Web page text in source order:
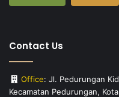
Contact Us
Office: Jl. Pedurungan
Kecamatan Pedurungan,